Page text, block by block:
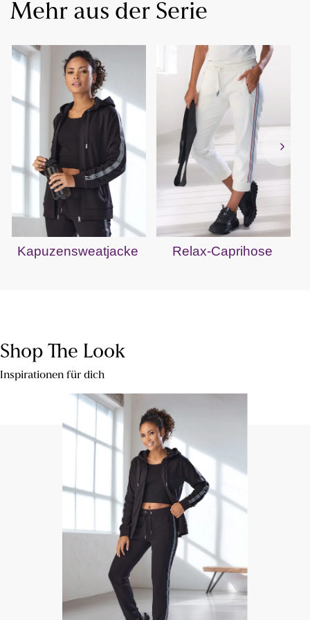
Mehr aus der Serie
Kapuzensweatjacke Relax-Caprihose
Shop The Look
Inspirationen für dich